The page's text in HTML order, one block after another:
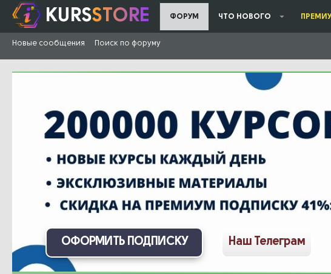
KURSSTORE ФОРУМ ЧТО НОВОГО
Новые сообщения Поиск по форуму
ОФОРМИТЬ ПОДПИСКУ Наш Телеграм